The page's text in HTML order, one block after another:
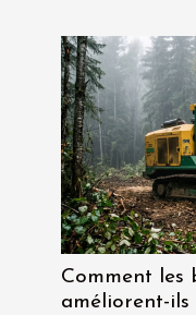
Comment les
améliorent-